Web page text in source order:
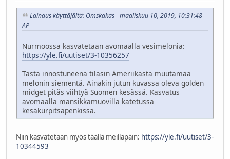
Lainaus käyttäjältä: Omskakas - maaliskuu 10, 2019, 10:31:48
AP
Nurmoossa kasvatetaan avomaalla vesimelonia:
https://yle.fi/uutiset/3-10356257
Tästä innostuneena tilasin Ämeriikasta muutamaa
melonin siementä. Ainakin jutun kuvassa oleva golden
midget pitäs viihtyä Suomen kesässä. Kasvatus
avomaalla mansikkamuovilla katetussa
kesäkurpitsapenkissä.
Niin kasvatetaan myös täällä meilläpäin: https://yle.fi/uutiset/3-
10344593